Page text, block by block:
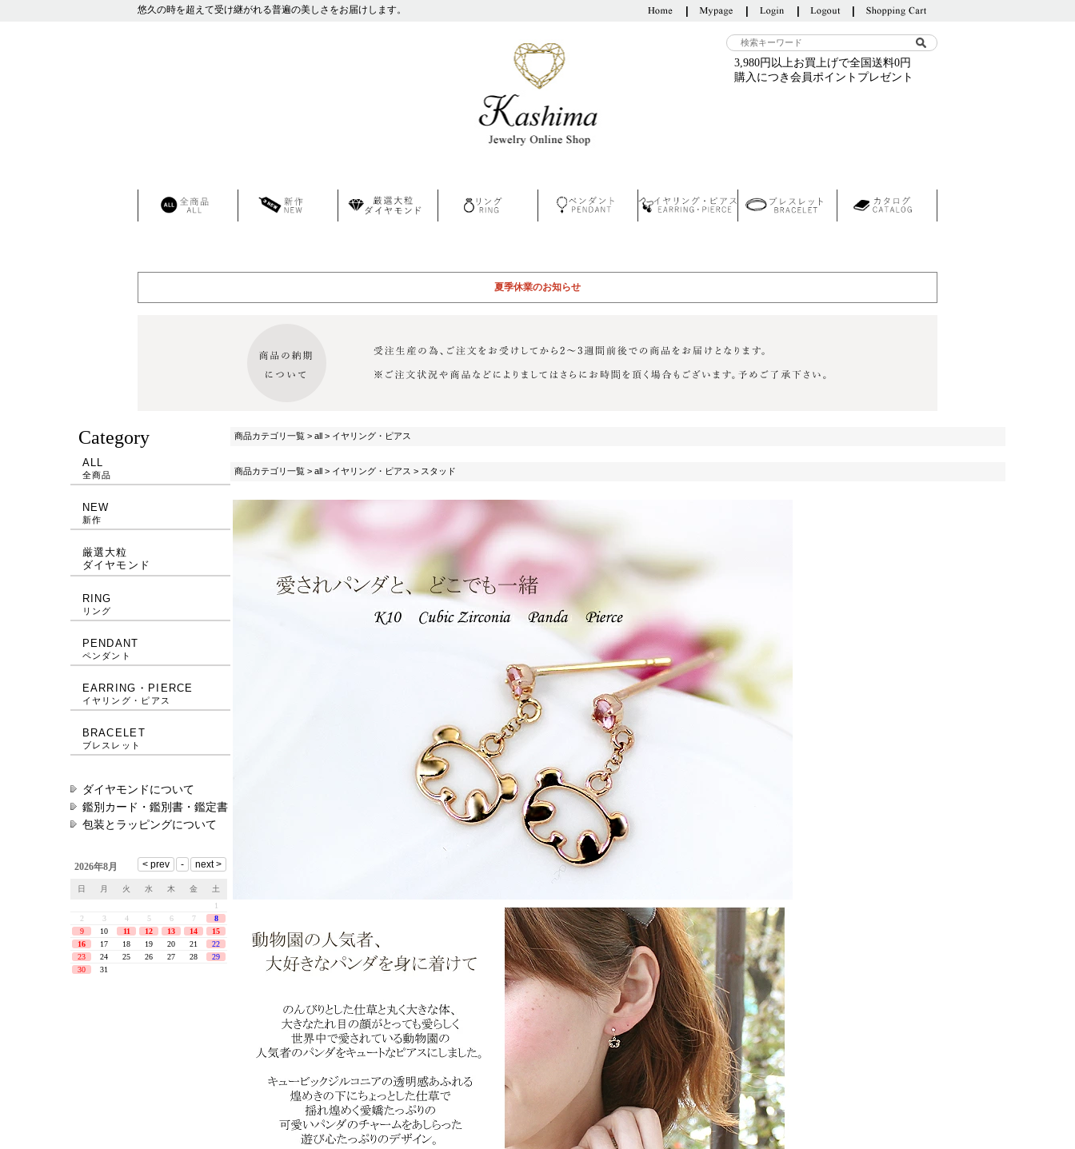
悠久の時を超えて受け継がれる普遍の美しさをお届けします。
3,980円以上お買上げで全国送料0円
購入につき会員ポイントプレゼント
夏季休業のお知らせ
Category
ALL
全商品
NEW
新作
厳選大粒
ダイヤモンド
RING
リング
PENDANT
ペンダント
EARRING・PIERCE
イヤリング・ピアス
BRACELET
ブレスレット
ダイヤモンドについて
鑑別カード・鑑別書・鑑定書
包装とラッピングについて
商品カテゴリ一覧> all> イヤリング・ピアス
商品カテゴリ一覧> all> イヤリング・ピアス > スタッド